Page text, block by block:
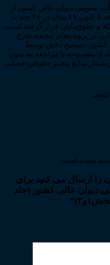
عمومی دیوان عالی کشور از
سال ۱۳۷۴ آغاز شد. از این مجموعه تا کنون ۲۹ سال در ۳۸ جلد به
و حقوق‌دانان قرار گرفته است.
در پرونده‌های پیچیده طرح
کشور، تصحیح دقیق توسط
مطروحه با مراجعه به متون
شمار منابع معتبر حقوقی-قضایی
نشده است.
را ارسال می کنید برای
دیوان عالی کشور (جلد